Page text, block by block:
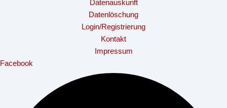
Datenauskunft
Datenlöschung
Login/Registrierung
Kontakt
Impressum
Facebook